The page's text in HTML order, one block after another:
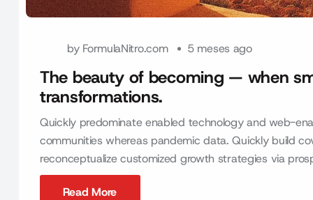
by FormulaNitro.com 5 meses ago
The beauty of becoming — when
transformations.
Quickly predominate enabled technology and web-
communities whereas pandemic data. Quickly build
reconceptualize customized growth strategies via
Read More